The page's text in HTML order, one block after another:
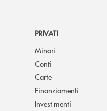
PRIVATI
Minori
Conti
Carte
Finanziamenti
Investimenti